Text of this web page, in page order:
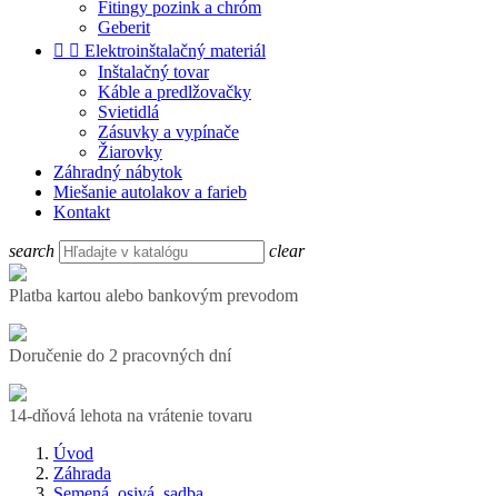
Fitingy pozink a chróm
Geberit
  Elektroinštalačný materiál
Inštalačný tovar
Káble a predlžovačky
Svietidlá
Zásuvky a vypínače
Žiarovky
Záhradný nábytok
Miešanie autolakov a farieb
Kontakt
search clear
Platba kartou alebo bankovým prevodom
Doručenie do 2 pracovných dní
14-dňová lehota na vrátenie tovaru
Úvod
Záhrada